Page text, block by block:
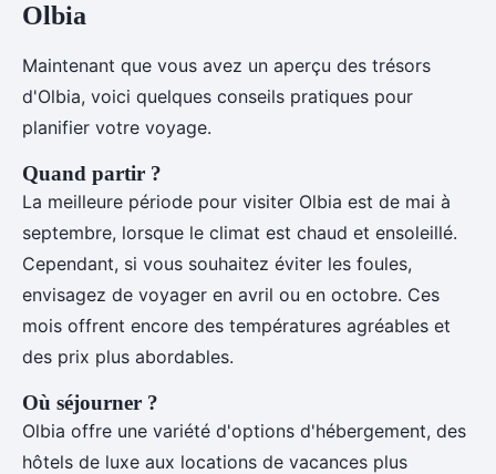
Olbia
Maintenant que vous avez un aperçu des trésors
d'Olbia, voici quelques conseils pratiques pour
planifier votre voyage.
Quand partir ?
La meilleure période pour visiter Olbia est de mai à
septembre, lorsque le climat est chaud et ensoleillé.
Cependant, si vous souhaitez éviter les foules,
envisagez de voyager en avril ou en octobre. Ces
mois offrent encore des températures agréables et
des prix plus abordables.
Où séjourner ?
Olbia offre une variété d'options d'hébergement, des
hôtels de luxe aux locations de vacances plus